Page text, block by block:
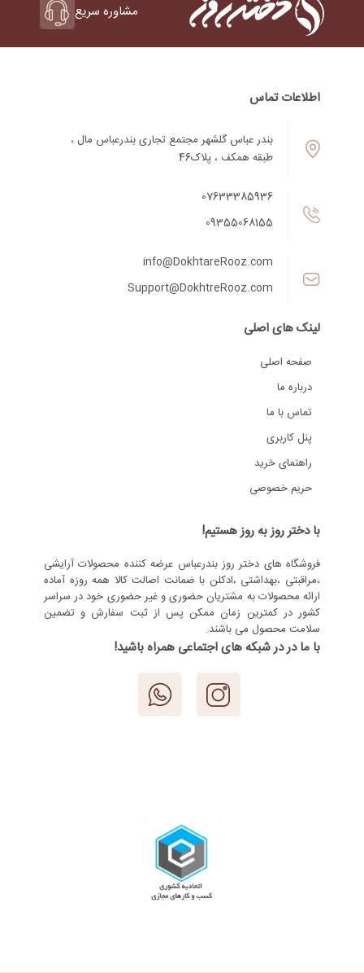
مشاوره سریع
اطلاعات تماس
بندر عباس گلشهر مجتمع تجاری بندرعباس مال ،
طبقه همکف ، پلاک46
07633385936
09355068155
info@DokhtareRooz.com
Support@DokhtreRooz.com
لینک های اصلی
صفحه اصلی
درباره ما
تماس با ما
پنل کاربری
راهنمای خرید
حریم خصوصی
با دختر روز به روز هستیم!
فروشگاه های دختر روز بندرعباس عرضه کننده محصولات آرایشی
،مراقبتی ،بهداشتی ،ادکلن با ضمانت اصالت کالا همه روزه آماده
ارائه محصولات به مشتریان حضوری و غیر حضوری خود در سراسر
کشور در کمترین زمان ممکن پس از ثبت سفارش و تضمین
سلامت محصول می باشند.
با ما در در شبکه های اجتماعی همراه باشید!